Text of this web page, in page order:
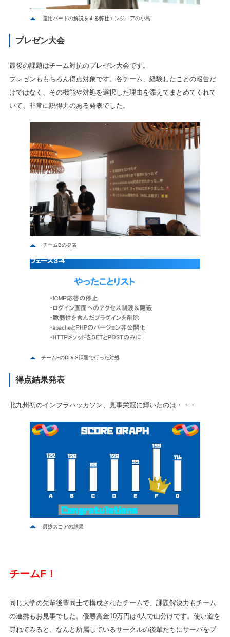
運用パートの解説をする弊社エンジニアの小島
プレゼン大会
最後の課題はチーム対抗のプレゼン大会です。
プレゼンももちろん得点対象です。各チーム、経験したことの報告だ
けではなく、その機能や対処を選択した理由を添えてまとめてくれて
いて、非常に説得力のある発表でした。
チームBの発表
チームFのDDoS課題で行った対処
得点結果発表
北九州初のインフラハッカソン、見事栄冠に輝いたのは・・・
最終スコアの結果
チームF！
同じ大学の先輩後輩同士で構成されたチームで、課題解決力もチーム
の連携もお見事でした。優勝賞金10万円は4人で山分けです。使い道を
尋ねてみると、なんと所属しているサークルの後輩たちにサーバをプ